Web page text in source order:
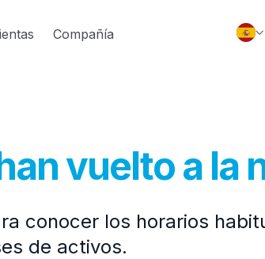
Compañía
vuelto a la
conocer los horarios
de activos.